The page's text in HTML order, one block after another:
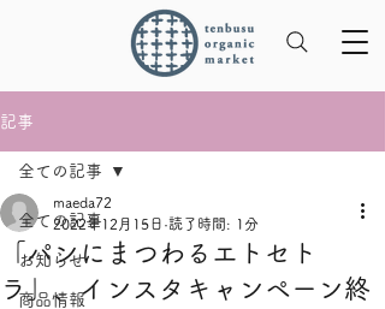
記事
全ての記事
お知らせ
商品情報
全ての記事
「パンにまつわるエトセト
ラ」、インスタキャンペーン終
maeda72
2022年12月15日 読了時間: 1分